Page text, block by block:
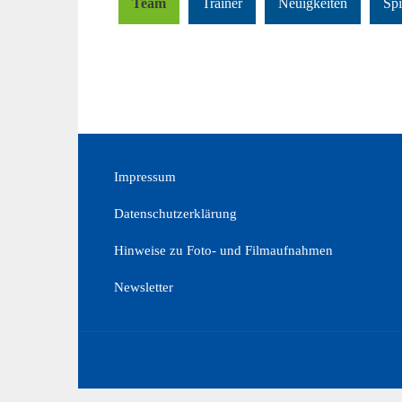
Team Trainer Neuigkeiten
Impressum
Datenschutzerklärung
Hinweise zu Foto- und Filmaufnahmen
Newsletter